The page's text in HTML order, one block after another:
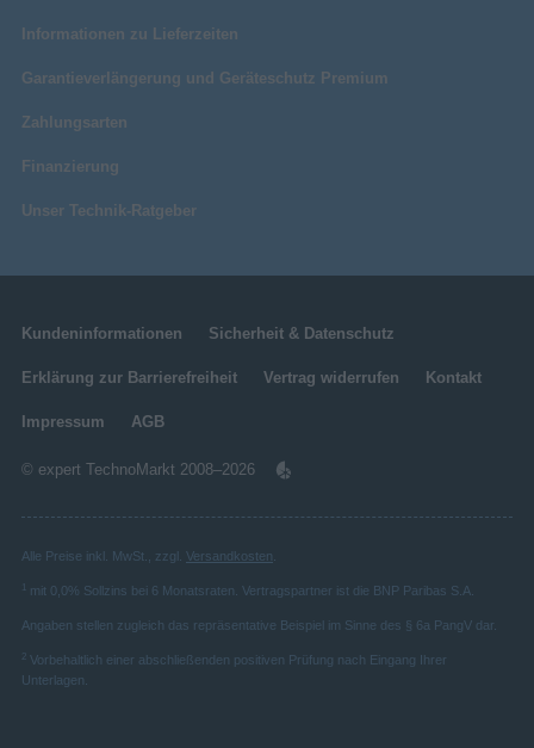
Informationen zu Lieferzeiten
Garantieverlängerung und Geräteschutz Premium
Zahlungsarten
Finanzierung
Unser Technik-Ratgeber
Kundeninformationen Sicherheit & Datenschutz
Erklärung zur Barrierefreiheit Vertrag widerrufen Kontakt
Impressum AGB
© expert TechnoMarkt 2008–2026
Alle Preise inkl. MwSt., zzgl. Versandkosten
mit 0,0% Sollzins bei 6 Monatsraten. Vertragspartner ist die BNP Paribas S.A.
Angaben stellen zugleich das repräsentative Beispiel im Sinne des § 6a PangV dar.
2 Vorbehaltlich einer abschließenden positiven Prüfung nach Eingang Ihrer
Unterlagen.